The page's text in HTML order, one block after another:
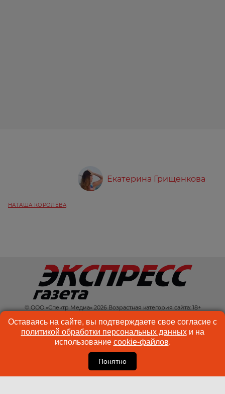
Екатерина Грищенкова
НАТАША КОРОЛЁВА
© ООО «Спектр Медиа» 2026 Возрастная категория сайта: 18+
КОНТАКТЫ
РЕКЛАМА
КУКИ-ФАЙЛЫ
ПОЛЬЗОВАТЕЛЬСКОЕ
СОГЛАШЕНИЕ
Оставаясь на сайте, вы подтверждаете свое согласие с
политикой обработки персональных данныхи на
использование cookie-файлов.
Понятно